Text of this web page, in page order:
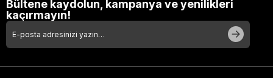
Bültene kaydolun, kampanya ve yenilikleri
kaçırmayın!